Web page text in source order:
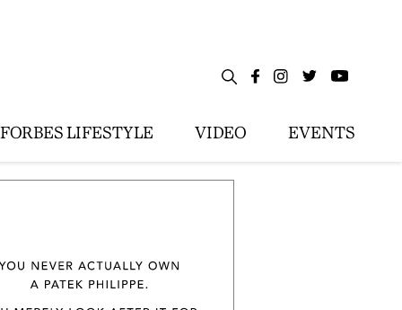
FORBES LIFESTYLE VIDEO EVENTS